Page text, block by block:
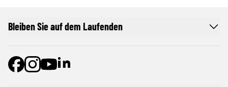
Bleiben Sie auf dem Laufenden